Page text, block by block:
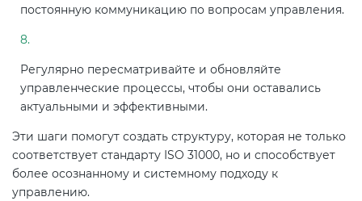
постоянную коммуникацию по вопросам управления.
Регулярно пересматривайте и обновляйте
управленческие процессы, чтобы они оставались
актуальными и эффективными.
Эти шаги помогут создать структуру, которая не только
соответствует стандарту ISO 31000, но и способствует
более осознанному и системному подходу к
управлению.